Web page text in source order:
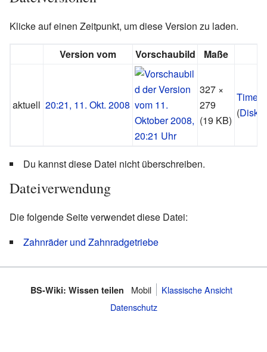
Klicke auf einen Zeitpunkt, um diese Version zu laden.
Version vom Vorschaubild Maße
aktuell 20:21, 11. Okt. 2008
327 ×
279
(19 KB)
(
Du kannst diese Datei nicht überschreiben.
Dateiverwendung
Die folgende Seite verwendet diese Datei:
Zahnräder und Zahnradgetriebe
BS-Wiki: Wissen teilen Mobil
Klassische Ansicht
Datenschutz